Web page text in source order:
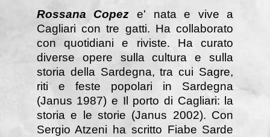
Rossana Copez e' nata e vive a
Cagliari con tre gatti. Ha collaborato
con quotidiani e riviste. Ha curato
diverse opere sulla cultura e sulla
storia della Sardegna, tra cui Sagre,
riti e feste popolari in Sardegna
(Janus 1987) e Il porto di Cagliari: la
storia e le storie (Janus 2002). Con
Sergio Atzeni ha scritto Fiabe Sarde